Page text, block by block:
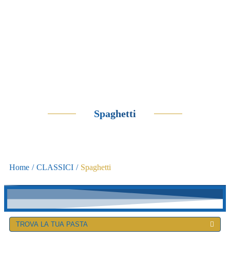
Spaghetti
Home / CLASSICI / Spaghetti